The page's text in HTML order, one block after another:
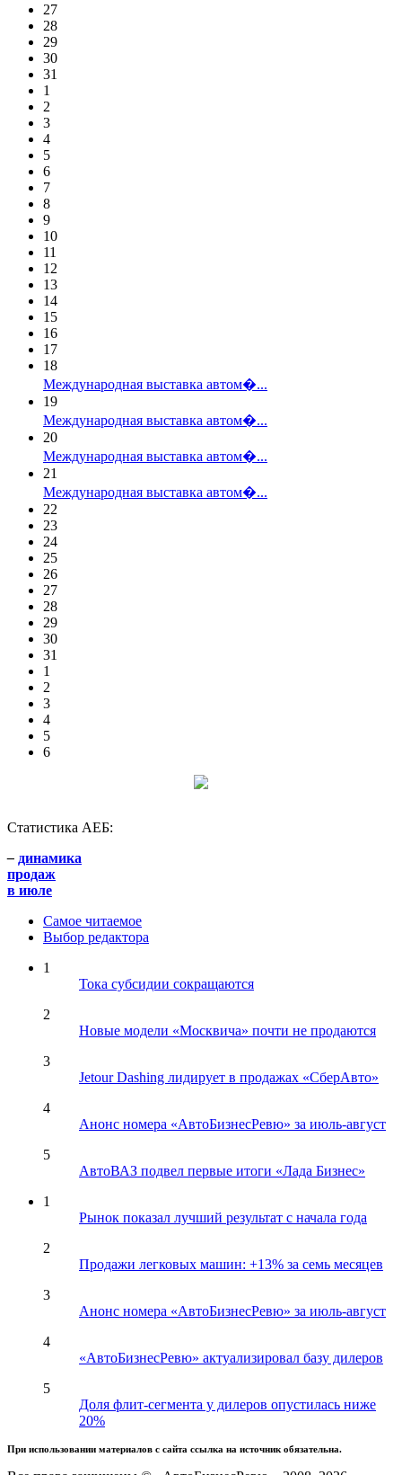
27
28
29
30
31
1
2
3
4
5
6
7
8
9
10
11
12
13
14
15
16
17
18
Международная выставка автом�...
19
Международная выставка автом�...
20
Международная выставка автом�...
21
Международная выставка автом�...
22
23
24
25
26
27
28
29
30
31
1
2
3
4
5
6
Статистика АЕБ:
– динамика
продаж
в июле
Самое читаемое
Выбор редактора
1
Тока субсидии сокращаются
2
Новые модели «Москвича» почти не продаются
3
Jetour Dashing лидирует в продажах «СберАвто»
4
Анонс номера «АвтоБизнесРевю» за июль-август
5
АвтоВАЗ подвел первые итоги «Лада Бизнес»
1
Рынок показал лучший результат с начала года
2
Продажи легковых машин: +13% за семь месяцев
3
Анонс номера «АвтоБизнесРевю» за июль-август
4
«АвтоБизнесРевю» актуализировал базу дилеров
5
Доля флит-сегмента у дилеров опустилась ниже
20%
При использовании материалов с сайта ссылка на источник обязательна.